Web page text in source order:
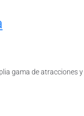
gama de atracciones